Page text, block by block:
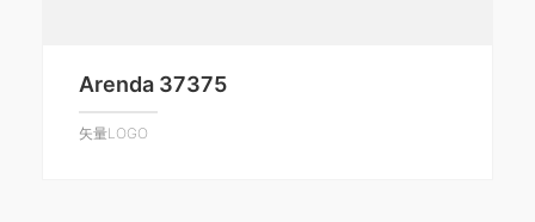
Arenda 37375
矢量LOGO